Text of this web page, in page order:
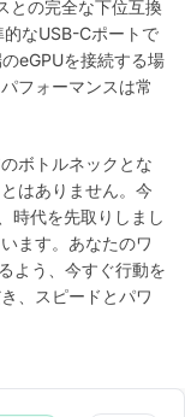
との完全な下位互換
なUSB-Cポートで
eGPUを接続する場
フォーマンスは常
ボトルネックとな
はありません。今
時代を先取りしまし
ます。あなたのワ
よう、今すぐ行動を
、スピードとパワ